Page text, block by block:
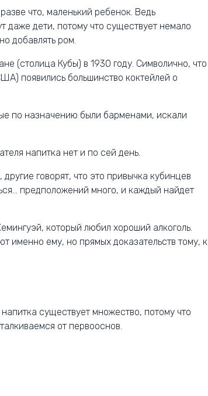
что, маленький ребенок. Ведь
даже дети, потому что существует немало
добавлять ром.
(столица Кубы) в 1930 году. Символично, что
появились большинство коктейлей о
по назначению были барменами, искали
напитка нет и по сей день.
говорят, что это привычка кубинцев
предположений много, и каждый найдет
который любил хороший алкоголь.
именно ему, но прямых доказательств тому, к
существует множество, потому что
от первооснов.